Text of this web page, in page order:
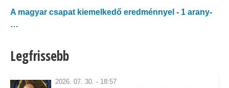
A magyar csapat kiemelkedő eredménnyel - 1 arany-
…
Olympiad 2026-on!
Magyar bronzérem az első Európai Mesterséges
Legfrissebb
2026. 07. 30. - 18:57